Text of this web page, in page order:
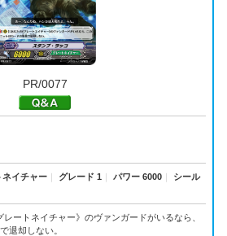
PR/0077
ネイチャー ｜ グレード 1 ｜ パワー 6000 ｜
シール
レートネイチャー》のヴァンガードがいるなら、
退却しない。